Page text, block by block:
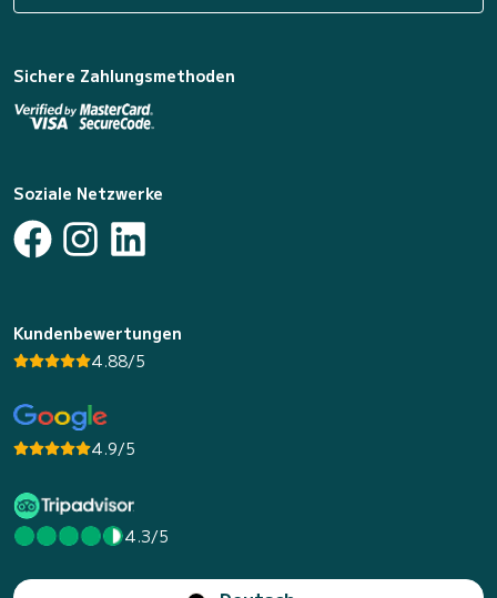
Sichere Zahlungsmethoden
Soziale Netzwerke
Kundenbewertungen
4.88/5
4.9/5
4.3/5